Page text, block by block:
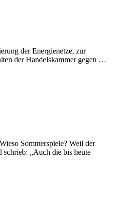
der Energienetze, zur
der Handelskammer gegen …
Sommerspiele? Weil der
schrieb: „Auch die bis heute